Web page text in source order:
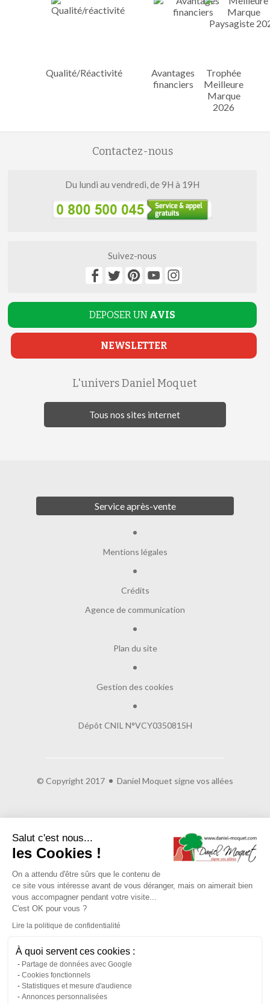
Qualité/Réactivité
Avantages
financiers
Trophée
Meilleure
Marque
2026
Contactez-nous
Du lundi au vendredi, de 9H à 19H
Suivez-nous
DEPOSER UN AVIS
NEWSLETTER
L'univers Daniel Moquet
Tous nos sites internet
Service après-vente
Mentions légales
Crédits
Agence de communication
Plan du site
Gestion des cookies
Dépôt CNIL N°VCY0350815H
© Copyright 2017 Daniel Moquet signe vos allées
Salut c'est nous...
les Cookies !
On a attendu d'être sûrs que le contenu de
ce site vous intéresse avant de vous déranger, mais on aimerait bien
vous accompagner pendant votre visite...
C'est OK pour vous ?
Lire la politique de confidentialité
À quoi servent ces cookies :
Partage de données avec Google
Cookies fonctionnels
Statistiques et mesure d'audience
Annonces personnalisées